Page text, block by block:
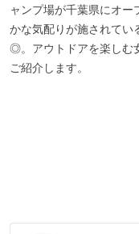
ャンプ場が千葉県にオ
かな気配りが施されてい
◎。アウトドアを楽しむ
ご紹介します。